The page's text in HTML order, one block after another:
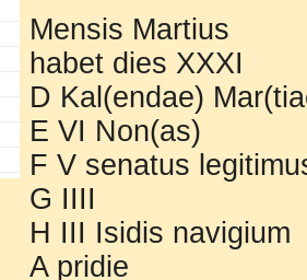
Mensis Martius
habet dies XXXI
D Kal(endae)
E VI Non(as)
F V senatus
G IIII
H III Isidis navigium
A pridie